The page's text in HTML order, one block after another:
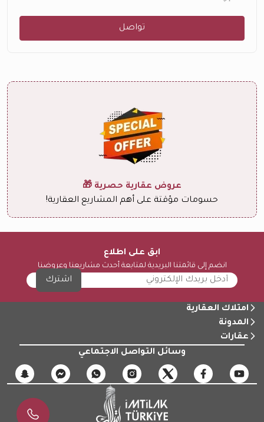
تواصل
عروض عقارية حصرية 🎁
حسومات مؤقتة على أهم المشاريع العقارية!
ابق على اطلاع
انضم إلى قائمتنا البريدية لمتابعة أحدث مشاريعنا وعروضنا
اشترك
امتلاك العقارية
المدونة
عقارات
وسائل التواصل الاجتماعي